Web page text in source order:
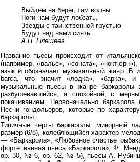
Выйдем на берег, там волны
Ноги нам будут лобзать,
Звезды с таинственной грустью
Будут над нами сиять
А.Н. Плещеев
Название пьесы происходит от
(например, «вальс», «соната»,
язык и обозначает музыкальный жанр. В
barca, что значит «лодка», «барка»,
музыкальные пьесы в жанре баркаролы
разбушевавшейся, а спокойной, с
покачиванием. Первоначально
Песни гондольеров, которые по
баркаролы.
Типичные черты баркаролы: минорный
размер (6/8), колеблющийся характер
— «Баркарола», «Любовное счастье
фортепианная пьеса «Баркарола», Ф.
ор. 30, № 6, ор. 62, № 5), пьесы А.